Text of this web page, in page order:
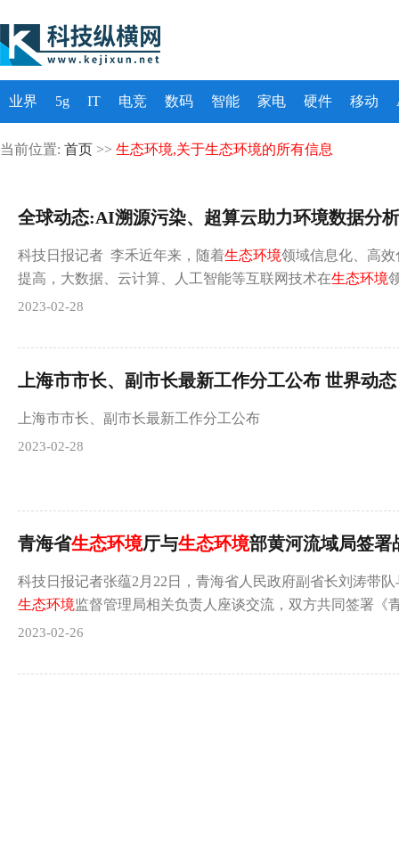
业界 5g IT 电竞 数码 智能 家电 硬件 移动
当前位置: 首页 >> 生态环境,关于生态环境的所有信息
全球动态:AI溯源污染、超算云助力环境数据
科技日报记者 李禾近年来，随着生态环境领域信息化、高
提高，大数据、云计算、人工智能等互联网技术在生态环境
2023-02-28
上海市市长、副市长最新工作分工公布 世界动态
上海市市长、副市长最新工作分工公布
2023-02-28
青海省生态环境厅与生态环境部黄河流域局签署战
科技日报记者张蕴2月22日，青海省人民政府副省长刘涛带队
生态环境监督管理局相关负责人座谈交流，双方共同签署《
2023-02-26